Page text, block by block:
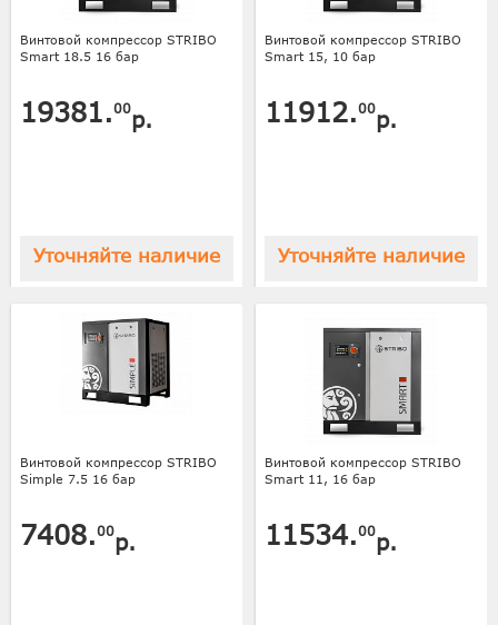
Винтовой компрессор STRIBO
Smart 18.5 16 бар
19381.00р.
Уточняйте наличие
Винтовой компрессор STRIBO
Smart 15, 10 бар
11912.00р.
Уточняйте наличие
Винтовой компрессор STRIBO
Simple 7.5 16 бар
7408.00р.
Винтовой компрессор STRIBO
Smart 11, 16 бар
11534.00р.